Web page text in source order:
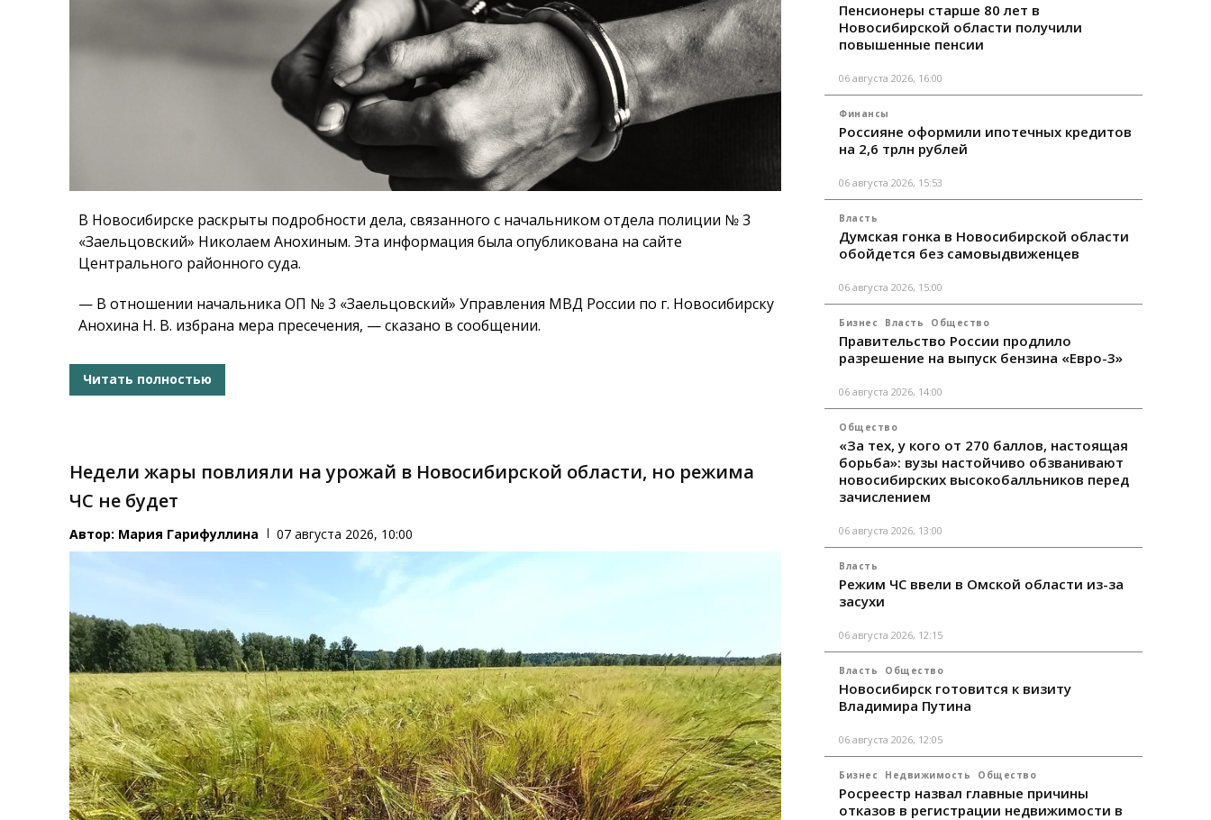
В Новосибирске раскрыты подробности дела, связанного с начальником отдела полиции № 3
«Заельцовский» Николаем Анохиным. Эта информация была опубликована на сайте
Центрального районного суда.
— В отношении начальника ОП № 3 «Заельцовский» Управления МВД России по г. Новосибирску
Анохина Н. В. избрана мера пресечения, — сказано в сообщении.
Читать полностью
Недели жары повлияли на урожай в Новосибирской области, но режима
ЧС не будет
Автор: Мария Гарифуллина 07 августа 2026, 10:00
Пенсионеры старше 80 лет в
Новосибирской области получили
повышенные пенсии
06 августа 2026, 16:00
Финансы
Россияне оформили ипотечных кредитов
на 2,6 трлн рублей
06 августа 2026, 15:53
Власть
Думская гонка в Новосибирской области
обойдется без самовыдвиженцев
06 августа 2026, 15:00
Бизнес Власть Общество
Правительство России продлило
разрешение на выпуск бензина «Евро-3»
06 августа 2026, 14:00
Общество
«За тех, у кого от 270 баллов, настоящая
борьба»: вузы настойчиво обзванивают
новосибирских высокобалльников перед
зачислением
06 августа 2026, 13:00
Власть
Режим ЧС ввели в Омской области из-за
засухи
06 августа 2026, 12:15
Власть Общество
Новосибирск готовится к визиту
Владимира Путина
06 августа 2026, 12:05
Бизнес Недвижимость Общество
Росреестр назвал главные причины
отказов в регистрации недвижимости в